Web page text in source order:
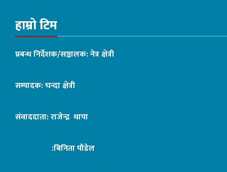
हाम्रो टिम
प्रबन्ध निर्देशक/सञ्चालक: नेत्र क्षेत्री
सम्पादक: चन्दा क्षेत्री
संवाददाता: राजेन्द्र थापा
:बिनिता पौडेल